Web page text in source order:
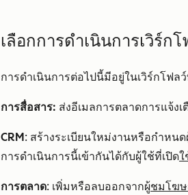
เลือกการดำเนินการเวิร์ก
การดำเนินการต่อไปนี้มีอยู่ในเวิร์กโฟลว์
การสื่อสาร: ส่งอีเมลการตลาดการแจ้ง
CRM: สร้างระเบียนใหม่งานหรือกำหน
การดำเนินการนี้เข้ากันได้กับผู้ใช้ที่เปิดใ
การตลาด: เพิ่มหรือลบออกจากผู้ชมโฆ